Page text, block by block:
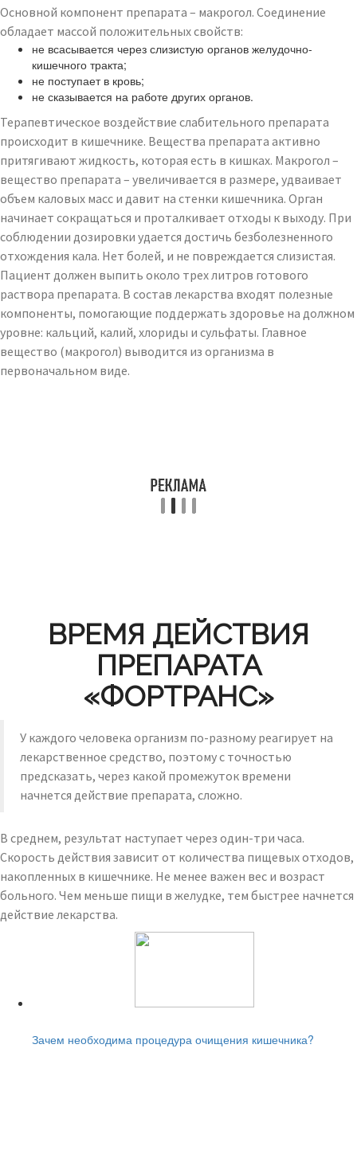
Основной компонент препарата – макрогол. Соединение
обладает массой положительных свойств:
не всасывается через слизистую органов желудочно-
кишечного тракта;
не поступает в кровь;
не сказывается на работе других органов.
Терапевтическое воздействие слабительного препарата
происходит в кишечнике. Вещества препарата активно
притягивают жидкость, которая есть в кишках. Макрогол –
вещество препарата – увеличивается в размере, удваивает
объем каловых масс и давит на стенки кишечника. Орган
начинает сокращаться и проталкивает отходы к выходу. При
соблюдении дозировки удается достичь безболезненного
отхождения кала. Нет болей, и не повреждается слизистая.
Пациент должен выпить около трех литров готового
раствора препарата. В состав лекарства входят полезные
компоненты, помогающие поддержать здоровье на должном
уровне: кальций, калий, хлориды и сульфаты. Главное
вещество (макрогол) выводится из организма в
первоначальном виде.
ВРЕМЯ ДЕЙСТВИЯ
ПРЕПАРАТА
«ФОРТРАНС»
У каждого человека организм по-разному реагирует на
лекарственное средство, поэтому с точностью
предсказать, через какой промежуток времени
начнется действие препарата, сложно.
В среднем, результат наступает через один-три часа.
Скорость действия зависит от количества пищевых отходов,
накопленных в кишечнике. Не менее важен вес и возраст
больного. Чем меньше пищи в желудке, тем быстрее начнется
действие лекарства.
Зачем необходима процедура очищения кишечника?